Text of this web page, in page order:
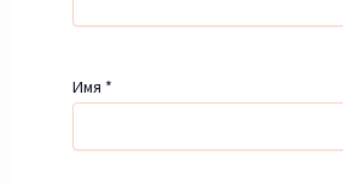
Имя *